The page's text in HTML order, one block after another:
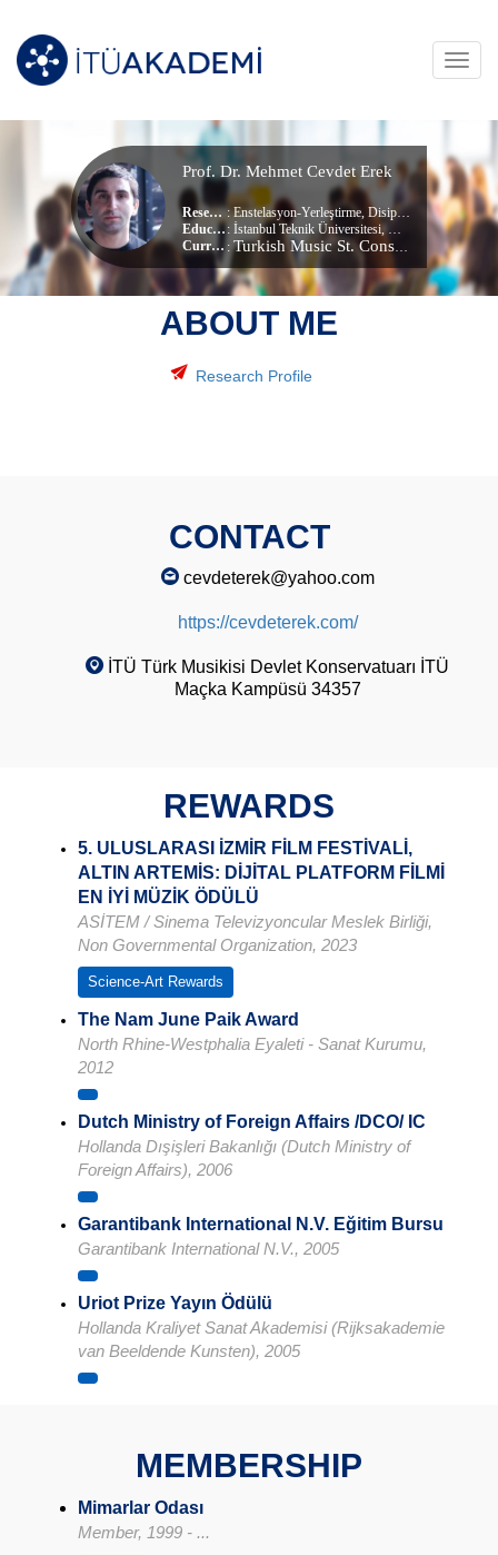
Prof. Dr. Mehmet Cevdet Erek
Research Area :Enstelasyon-Yerleştirme, Disiplinler Arası Sanat
Education Info
: İstanbul Teknik Üniversitesi, Müzik (dr) (Doktora)
Current Unit :Turkish Music St. Cons. , Music
ABOUT ME
Research Profile
CONTACT
cevdeterek@yahoo.com
https://cevdeterek.com/
İTÜ Türk Musikisi Devlet Konservatuarı İTÜ
Maçka Kampüsü 34357
REWARDS
5. ULUSLARASI İZMİR FİLM FESTİVALİ,
ALTIN ARTEMİS: DİJİTAL PLATFORM FİLMİ
EN İYİ MÜZİK ÖDÜLÜ
ASİTEM / Sinema Televizyoncular Meslek Birliği,
Non Governmental Organization, 2023
Science-Art Rewards
The Nam June Paik Award
North Rhine-Westphalia Eyaleti - Sanat Kurumu,
2012
Dutch Ministry of Foreign Affairs /DCO/ IC
Hollanda Dışişleri Bakanlığı (Dutch Ministry of
Foreign Affairs), 2006
Garantibank International N.V. Eğitim Bursu
Garantibank International N.V., 2005
Uriot Prize Yayın Ödülü
Hollanda Kraliyet Sanat Akademisi (Rijksakademie
van Beeldende Kunsten), 2005
MEMBERSHIP
Mimarlar Odası
Member, 1999 - ...